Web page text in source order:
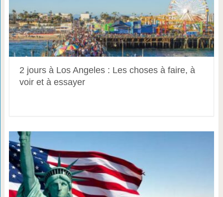
2 jours à Los Angeles : Les choses à faire, à
voir et à essayer